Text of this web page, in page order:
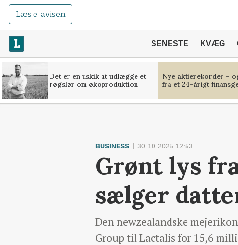
Læs e-avisen
SENESTE KVÆG
Det er en uskik at udlægge et
røgslør om økoproduktion
Nye aktierekorder –
fra et 24-årigt
BUSINESS 30-10-2025 12:53
Grønt lys
sælger
Den newzealandske
Group til Lactalis for 15,6